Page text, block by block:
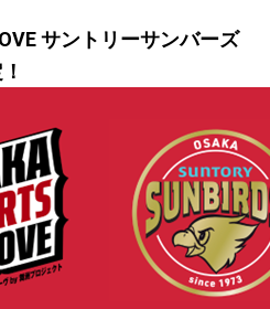
サントリーサンバーズ